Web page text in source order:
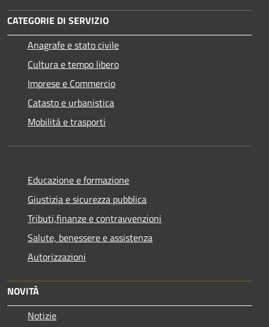
CATEGORIE DI SERVIZIO
Anagrafe e stato civile
Cultura e tempo libero
Imprese e Commercio
Catasto e urbanistica
Mobilità e trasporti
Educazione e formazione
Giustizia e sicurezza pubblica
Tributi,finanze e contravvenzioni
Salute, benessere e assistenza
Autorizzazioni
NOVITÀ
Notizie